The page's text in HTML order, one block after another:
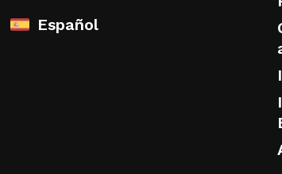
Español